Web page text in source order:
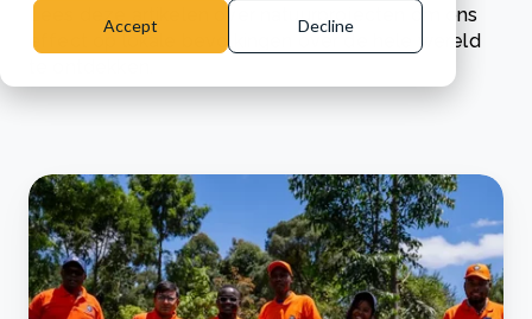
Accept Decline
Lees deze artikelen over natuurprojecten om ons
effect op lokale bevolkingen over de hele wereld